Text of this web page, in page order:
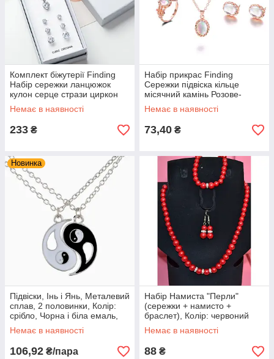
Комплект біжутерії Finding
Набір сережки ланцюжок
кулон серце стрази циркон
подарункова упаковка Срібло
Немає в наявності
233 ₴
Набір прикрас Finding
Сережки підвіска кільце
місячний камінь Розове-
золото 48 см - 1.3 см
Немає в наявності
73,40 ₴
Новинка
Підвіски, Інь і Янь, Металевий
сплав, 2 половинки, Колір:
срібло, Чорна і біла емаль,
43.3 см
Немає в наявності
106,92 ₴/пара
Набір Намиста "Перли"
(сережки + намисто +
браслет), Колір: червоний
Немає в наявності
88 ₴